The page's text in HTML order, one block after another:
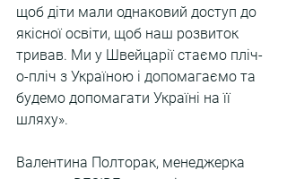
щоб діти мали однаковий доступ до
якісної освіти, щоб наш розвиток
тривав. Ми у Швейцарії стаємо пліч-
о-пліч з Україною і допомагаємо та
будемо допомагати Україні на її
шляху».
Валентина Полторак, менеджерка